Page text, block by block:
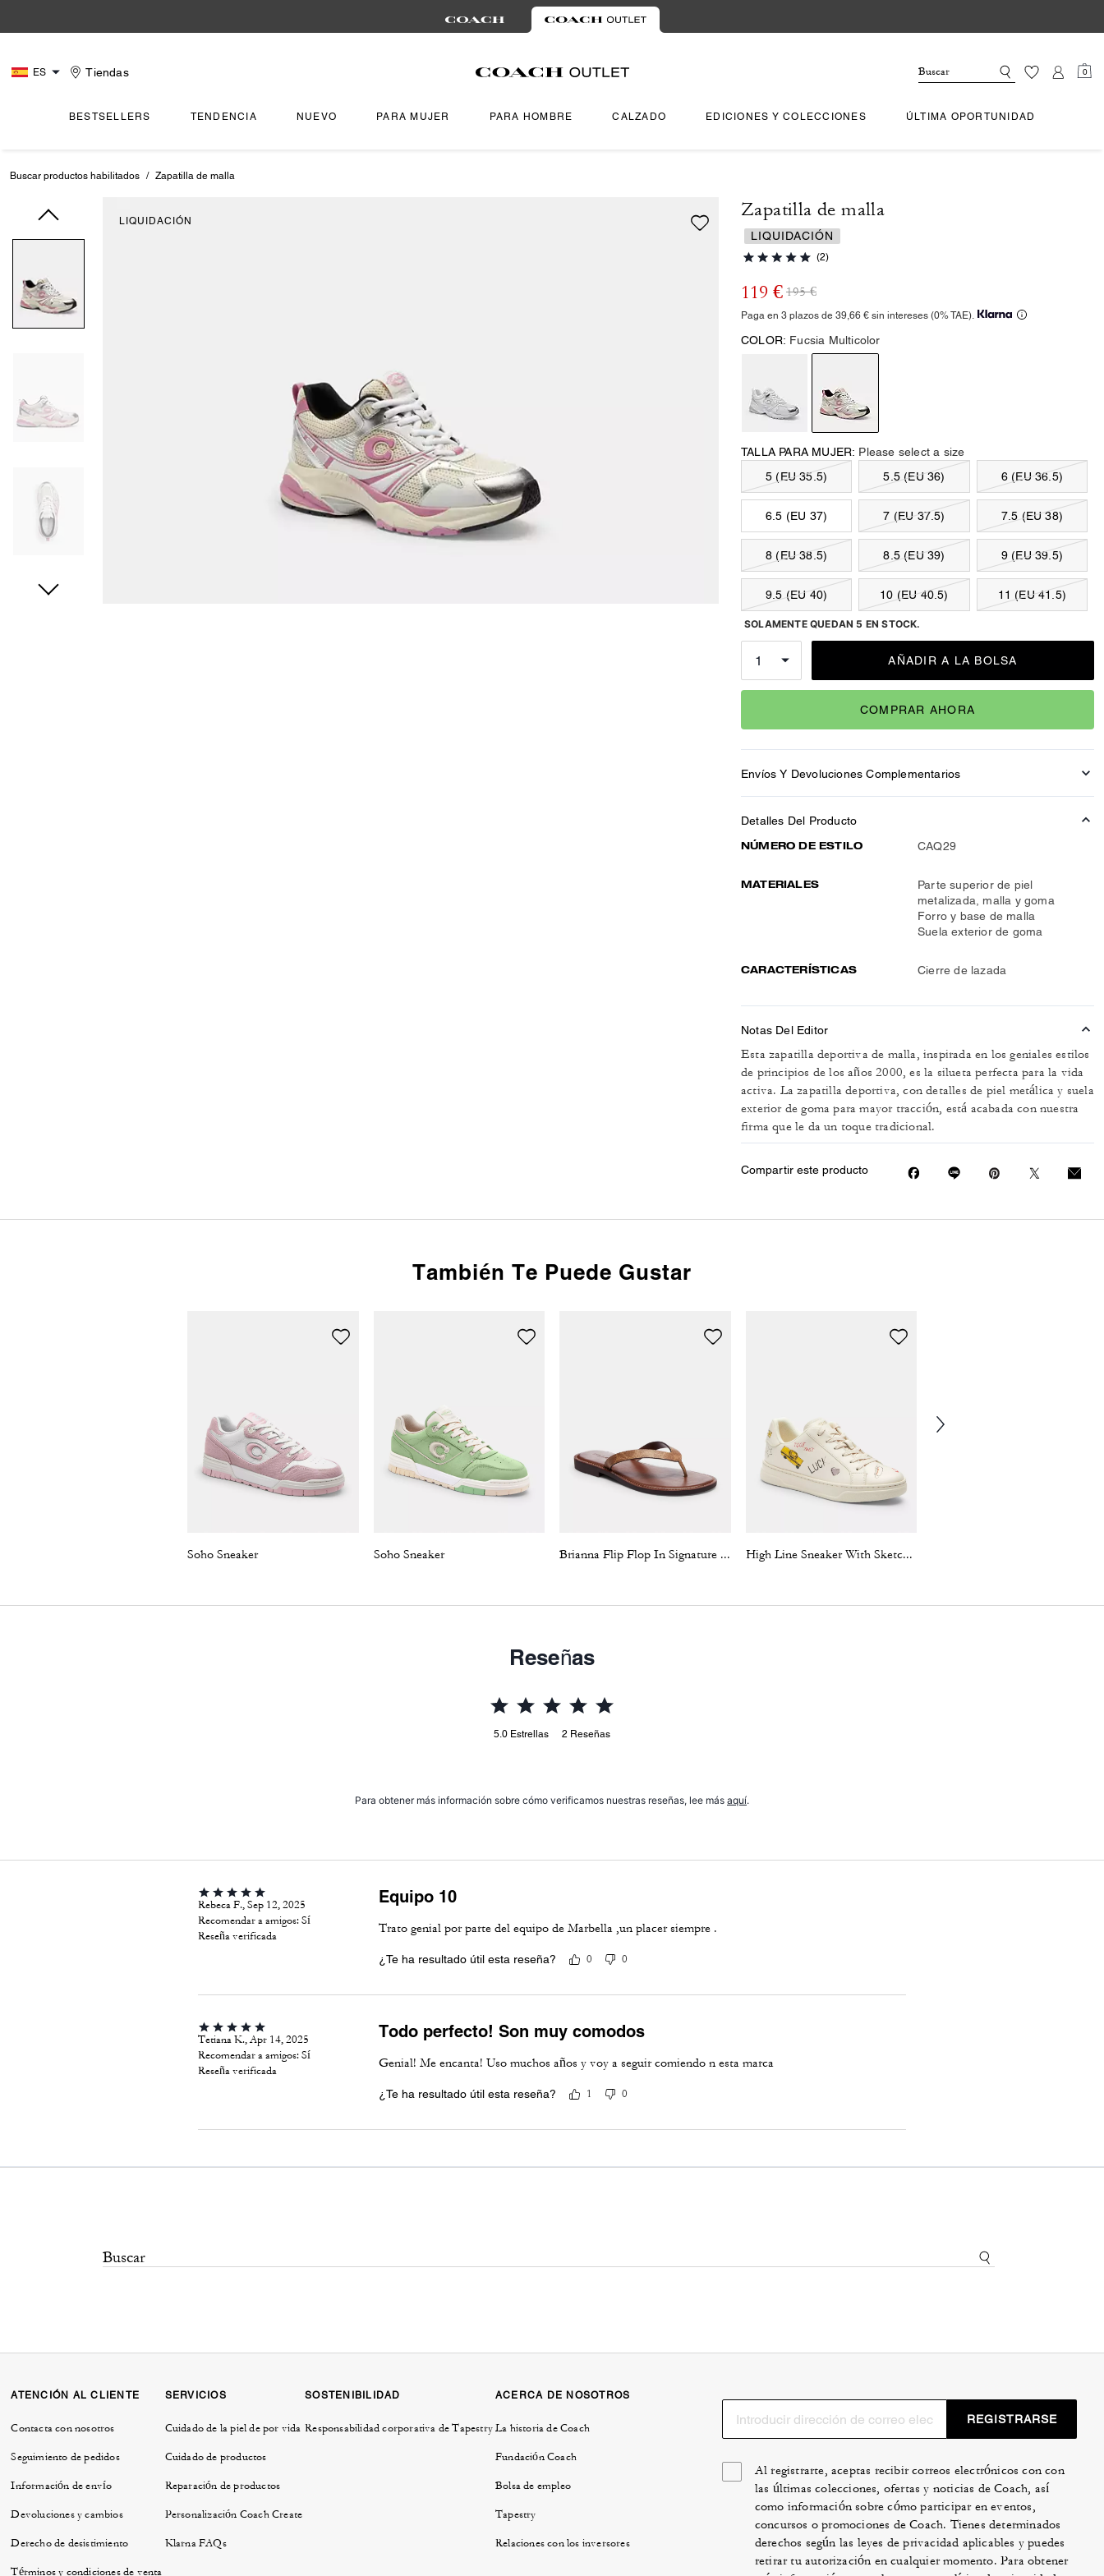
ES Tiendas 0
BESTSELLERS TENDENCIA NUEVO PARA MUJER PARA HOMBRE CALZADO EDICIONES Y COLECCIONES ÚLTIMA OPORTUNIDAD
Buscar productos habilitados / Zapatilla de malla
LIQUIDACIÓN
Zapatilla de malla
LIQUIDACIÓN
(2)
119 € 195 €
Paga en 3 plazos de 39,66 € sin intereses (0% TAE).
COLOR: Fucsia Multicolor
TALLA PARA MUJER: Please select a size
5 (EU 35.5)
5.5 (EU 36) 6 (EU 36.5)
6.5 (EU 37) 7 (EU 37.5) 7.5 (EU 38)
8 (EU 38.5) 8.5 (EU 39) 9 (EU 39.5)
9.5 (EU 40) 10 (EU 40.5) 11 (EU 41.5)
SOLAMENTE QUEDAN 5 EN STOCK.
AÑADIR A LA BOLSA
COMPRAR AHORA
Envíos Y Devoluciones Complementarios
Detalles Del Producto
NÚMERO DE ESTILO
CAQ29
MATERIALES
Parte superior de piel
metalizada, malla y goma
Forro y base de malla
Suela exterior de goma
CARACTERÍSTICAS Cierre de lazada
Notas Del Editor
Esta zapatilla deportiva de malla, inspirada en los geniales estilos
de principios de los años 2000, es la silueta perfecta para la vida
activa. La zapatilla deportiva, con detalles de piel metálica y suela
exterior de goma para mayor tracción, está acabada con nuestra
firma que le da un toque tradicional.
Compartir este producto
También Te Puede Gustar
Soho Sneaker Soho Sneaker Brianna Flip Flop In Signature Canvas High Line Sneaker With Sketch Print
Reseñas
5.0 Estrellas 2 Reseñas
Para obtener más información sobre cómo verificamos nuestras reseñas, lee más aquí.
Rebeca F., Sep 12, 2025
Recomendar a amigos: Sí
Reseña verificada
Equipo 10
Trato genial por parte del equipo de Marbella ,un placer siempre .
¿Te ha resultado útil esta reseña? 0 0
Tetiana K., Apr 14, 2025
Recomendar a amigos: Sí
Reseña verificada
Todo perfecto! Son muy comodos
Genial! Me encanta! Uso muchos años y voy a seguir comiendo n esta marca
¿Te ha resultado útil esta reseña? 1 0
ATENCIÓN AL CLIENTE
Contacta con nosotros
Seguimiento de pedidos
Información de envío
Devoluciones y cambios
Derecho de desistimiento
Términos y condiciones de venta
SERVICIOS
Cuidado de la piel de por vida
Cuidado de productos
Reparación de productos
Personalización Coach Create
Klarna FAQs
SOSTENIBILIDAD
Responsabilidad corporativa de Tapestry
ACERCA DE NOSOTROS
La historia de Coach
Fundación Coach
Bolsa de empleo
Tapestry
Relaciones con los inversores
REGISTRARSE
Al registrarte, aceptas recibir correos electrónicos con con
las últimas colecciones, ofertas y noticias de Coach, así
como información sobre cómo participar en eventos,
concursos o promociones de Coach. Tienes determinados
derechos según las leyes de privacidad aplicables y puedes
retirar tu autorización en cualquier momento. Para obtener